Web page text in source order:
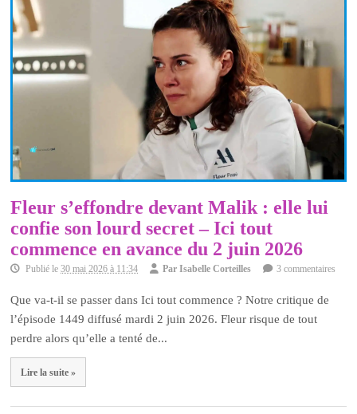
Fleur s’effondre devant Malik : elle lui
confie son lourd secret – Ici tout
commence en avance du 2 juin 2026
Publié le30 mai 2026 à 11:34 ParIsabelle Corteilles 3 commentaires
Que va-t-il se passer dans Ici tout commence ? Notre critique de
l’épisode 1449 diffusé mardi 2 juin 2026. Fleur risque de tout
perdre alors qu’elle a tenté de...
Lire la suite »